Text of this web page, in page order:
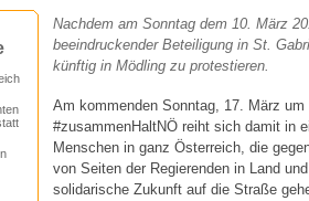
Nachdem am Sonntag dem 10. März
beeindruckender Beteiligung in St.
künftig in Mödling zu protestieren.
Am kommenden Sonntag, 17. März
#zusammenHaltNÖ reiht sich damit in
Menschen in ganz Österreich, die
von Seiten der Regierenden in Land
solidarische Zukunft auf die Straße